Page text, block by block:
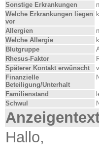
Sonstige Erkrankungen
Welche Erkrankungen liegen
vor
Allergien
Welche Allergie
Blutgruppe
Rhesus-Faktor
Späterer Kontakt erwünscht
Finanzielle
Beteiligung/Unterhalt
Familienstand
Schwul
Hallo,